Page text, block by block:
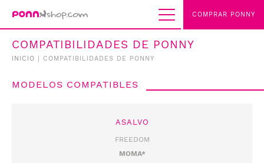
COMPRAR PONNY
COMPATIBILIDADES DE PONNY
INICIO | COMPATIBILIDADES DE PONNY
MODELOS COMPATIBLES
ASALVO
FREEDOM
MOMA*